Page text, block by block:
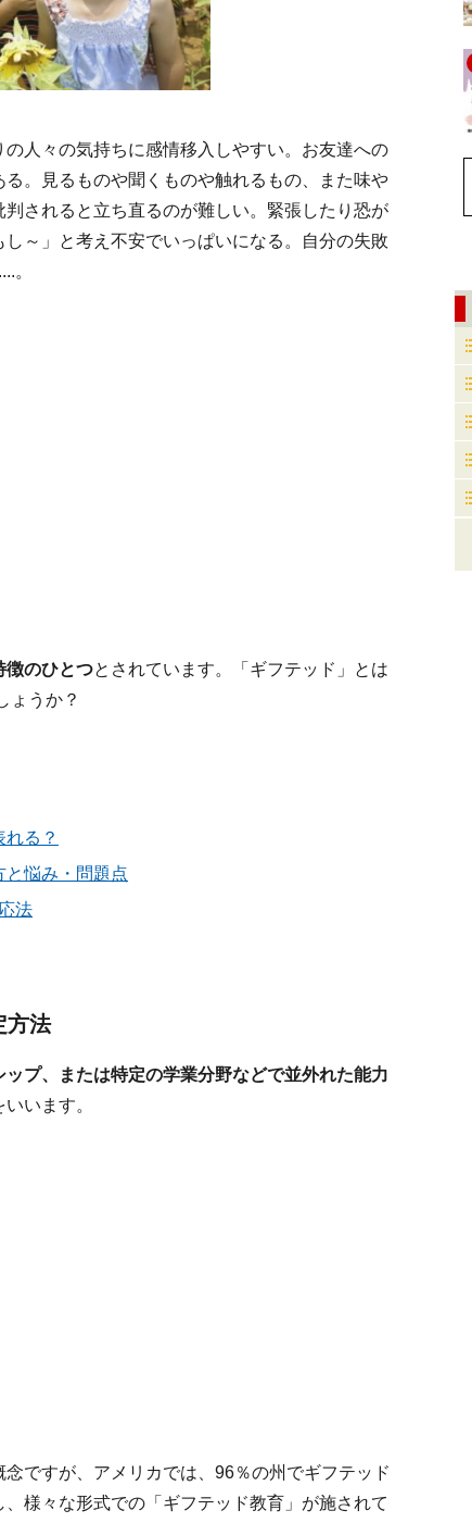
人々の気持ちに感情移入しやすい。お友達への
。見るものや聞くものや触れるもの、また味や
されると立ち直るのが難しい。緊張したり恐が
～」と考え不安でいっぱいになる。自分の失敗
。
徴のひとつとされています。「ギフテッド」とは
ょうか？
る？
と悩み・問題点
法
方法
ップ、または特定の学業分野などで並外れた能力
います。
ですが、アメリカでは、96％の州でギフテッド
様々な形式での「ギフテッド教育」が施されて